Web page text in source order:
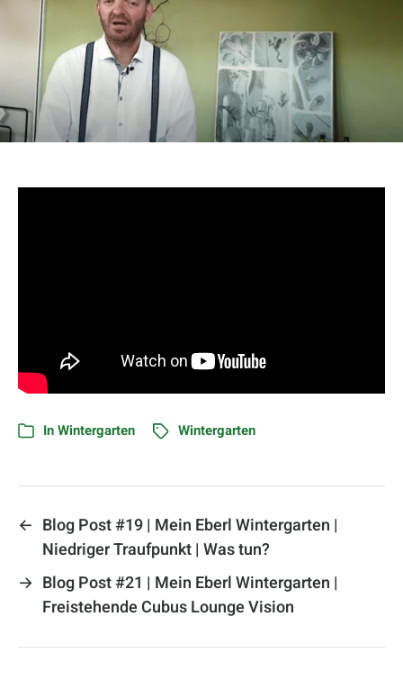
InWintergarten Wintergarten
← Blog Post #19 | Mein Eberl Wintergarten |
Niedriger Traufpunkt | Was tun?
→ Blog Post #21 | Mein Eberl Wintergarten |
Freistehende Cubus Lounge Vision